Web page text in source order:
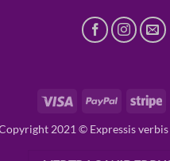
Visa PayPal
2021 © Expressis verbis